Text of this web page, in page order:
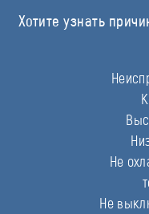
Хотите узнать
Не
Не